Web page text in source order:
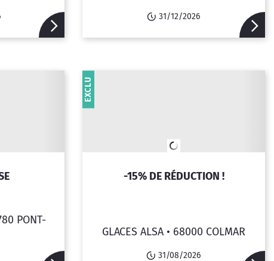
31/12/2026
PONT-
-15% DE RÉDUCTION !
GLACES ALSA • 68000 COLMAR
31/08/2026
EXCLU